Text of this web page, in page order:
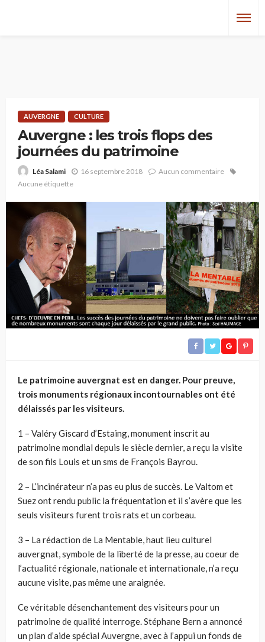
AUVERGNE CULTURE
Auvergne : les trois flops des
journées du patrimoine
Léa Salami 16 septembre 2018
Aucun commentaire
Aucune étiquette
Le patrimoine auvergnat est en danger. Pour preuve,
trois monuments régionaux incontournables ont été
délaissés par les visiteurs.
1 – Valéry Giscard d’Estaing, monument inscrit au
patrimoine mondial depuis le siècle dernier, a reçu la visite
de son fils Louis et un sms de François Bayrou.
2 – L’incinérateur n’a pas eu plus de succès. Le Valtom et
Suez ont rendu public la fréquentation et il s’avère que les
seuls visiteurs furent trois rats et un corbeau.
3 – La rédaction de La Mentable, haut lieu culturel
auvergnat, symbole de la liberté de la presse, au coeur de
l’actualité régionale, nationale et internationale, n’a reçu
aucune visite, pas même une araignée.
Ce véritable désenchantement des visiteurs pour un
patrimoine de qualité interroge. Stéphane Bern a annoncé
un plan d’aide spécial Auvergne, avec à l’appui un fonds de